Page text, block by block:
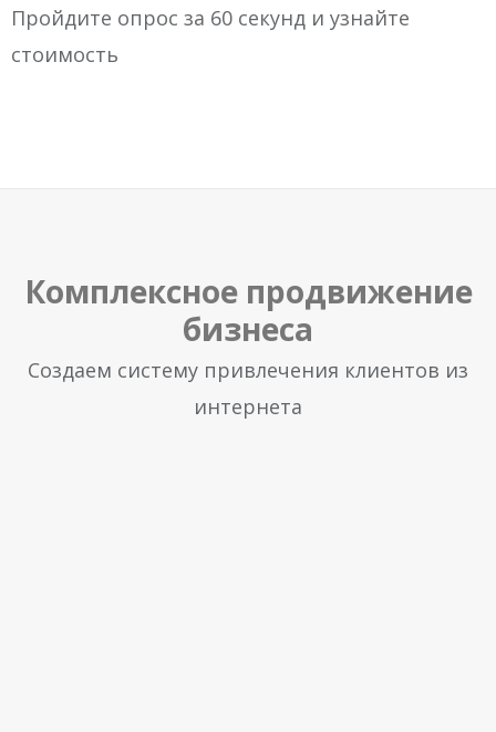
Пройдите опрос за 60 секунд и узнайте
стоимость
Комплексное продвижение
бизнеса
Создаем систему привлечения клиентов из
интернета